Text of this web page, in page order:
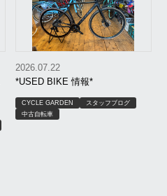
*USED BIKE 情報*
2026.07.22
CYCLE GARDEN
スタッフブログ
中古自転車